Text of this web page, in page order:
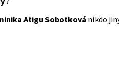
Atigu Sobotková nikdo